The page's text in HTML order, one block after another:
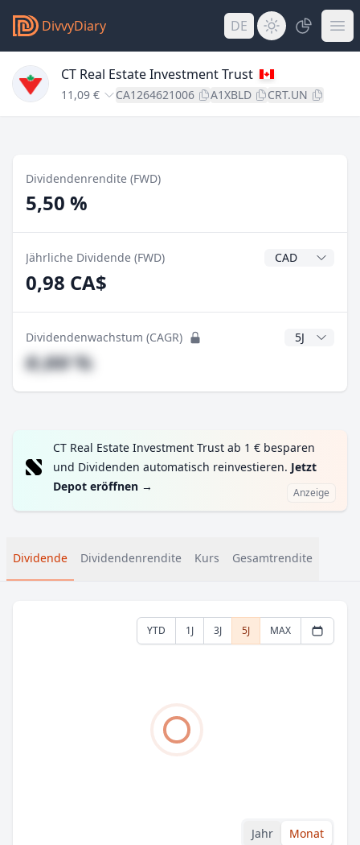
DivvyDiary DE
CT Real Estate Investment Trust
11,09 € CA1264621006 A1XBLD CRT.UN
Dividendenrendite (FWD)
5,50 %
Jährliche Dividende (FWD)
0,98 CA$
Dividendenwachstum (CAGR) CAGR Jahre
#,## %
CT Real Estate Investment Trust ab 1 € besparen
und Dividenden automatisch reinvestieren. Jetzt
Depot eröffnen → Anzeige
Dividende Dividendenrendite Kurs Gesamtrendite
YTD 1J 3J 5J MAX
Jahr Monat